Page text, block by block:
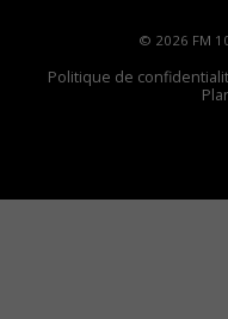
© 2026 FM
Politique de